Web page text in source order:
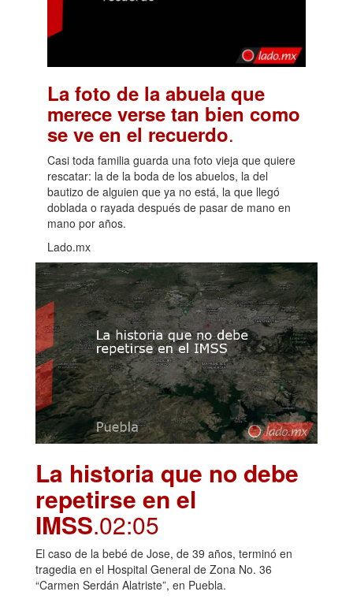
La foto de la abuela que
merece verse tan bien como
se ve en el recuerdo.
Casi toda familia guarda una foto vieja que quiere
rescatar: la de la boda de los abuelos, la del
bautizo de alguien que ya no está, la que llegó
doblada o rayada después de pasar de mano en
mano por años.
Lado.mx
La historia que no debe
repetirse en el
IMSS.02:05
El caso de la bebé de Jose, de 39 años, terminó en
tragedia en el Hospital General de Zona No. 36
“Carmen Serdán Alatriste”, en Puebla.